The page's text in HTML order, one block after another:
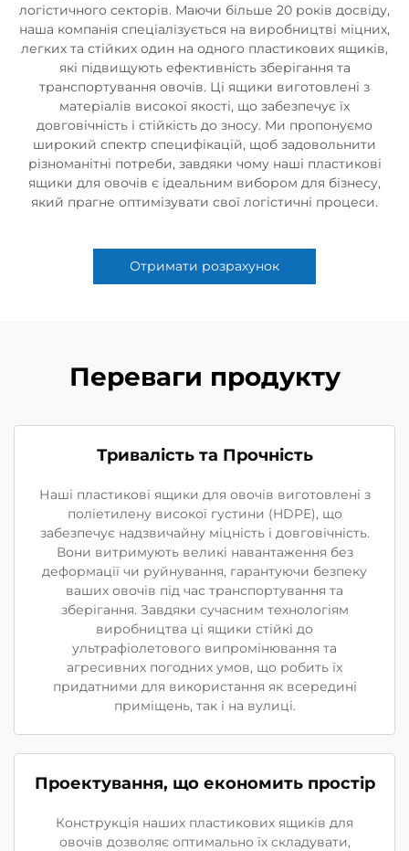
логістичного секторів. Маючи більше 20 років досвіду,
наша компанія спеціалізується на виробництві міцних,
легких та стійких один на одного пластикових ящиків,
які підвищують ефективність зберігання та
транспортування овочів. Ці ящики виготовлені з
матеріалів високої якості, що забезпечує їх
довговічність і стійкість до зносу. Ми пропонуємо
широкий спектр специфікацій, щоб задовольнити
різноманітні потреби, завдяки чому наші пластикові
ящики для овочів є ідеальним вибором для бізнесу,
який прагне оптимізувати свої логістичні процеси.
Отримати розрахунок
Переваги продукту
Тривалість та Прочність
Наші пластикові ящики для овочів виготовлені з
поліетилену високої густини (HDPE), що
забезпечує надзвичайну міцність і довговічність.
Вони витримують великі навантаження без
деформації чи руйнування, гарантуючи безпеку
ваших овочів під час транспортування та
зберігання. Завдяки сучасним технологіям
виробництва ці ящики стійкі до
ультрафіолетового випромінювання та
агресивних погодних умов, що робить їх
придатними для використання як всередині
приміщень, так і на вулиці.
Проектування, що економить простір
Конструкція наших пластикових ящиків для
овочів дозволяє оптимально їх складувати,